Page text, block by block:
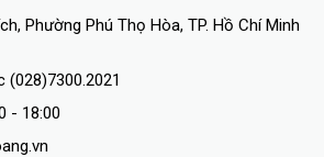
Phường Phú Thọ Hòa, TP. Hồ Chí Minh
(028)7300.2021
- 18:00